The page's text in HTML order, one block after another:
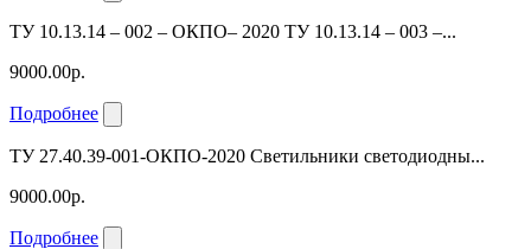
ТУ 10.13.14 – 002 – ОКПО– 2020 ТУ 10.13.14 – 003 –...
9000.00р.
Подробнее
ТУ 27.40.39-001-ОКПО-2020 Светильники светодиодны...
9000.00р.
Подробнее